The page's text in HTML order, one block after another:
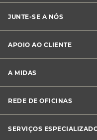
JUNTE-SE A NÓS
Franchising Midas
APOIO AO CLIENTE
Livro de Reclamações
Canal de Denúncias
Perguntas Frequentes
A MIDAS
Sustentabilidade
Notícias Midas
REDE DE OFICINAS
SERVIÇOS